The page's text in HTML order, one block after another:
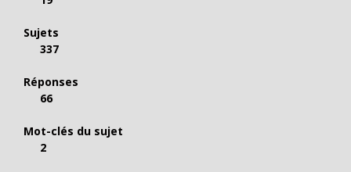
Sujets
337
Réponses
66
Mot-clés du sujet
2